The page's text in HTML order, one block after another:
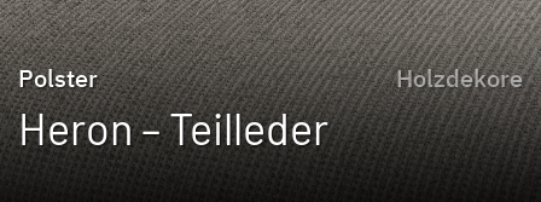
Heron – Teilleder
Polster Holzdekore